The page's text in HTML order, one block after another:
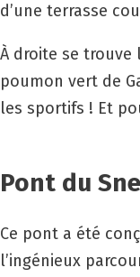
d’une terrasse
À droite se trouve
poumon vert de
les sportifs ! Et
Pont du
Ce pont a été
l’ingénieux